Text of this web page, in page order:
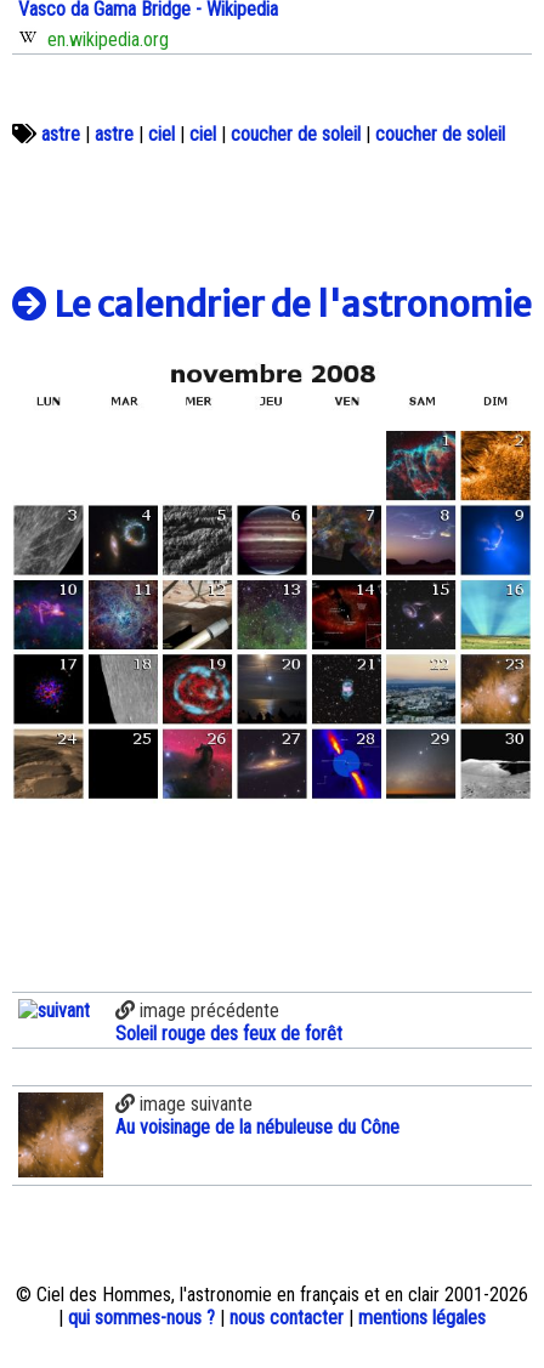
Vasco da Gama Bridge - Wikipedia
en.wikipedia.org
astre | astre | ciel | ciel | coucher de soleil | coucher de soleil
Le calendrier de l'astronomie
image précédente
Soleil rouge des feux de forêt
image suivante
Au voisinage de la nébuleuse du Cône
© Ciel des Hommes, l'astronomie en français et en clair 2001-2026
| qui sommes-nous ? | nous contacter | mentions légales